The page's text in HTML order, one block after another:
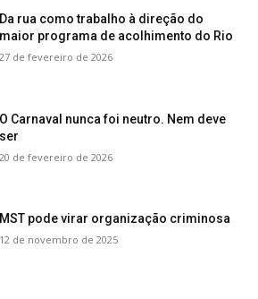
Da rua como trabalho à direção do
maior programa de acolhimento do Rio
27 de fevereiro de 2026
O Carnaval nunca foi neutro. Nem deve
ser
20 de fevereiro de 2026
MST pode virar organização criminosa
12 de novembro de 2025